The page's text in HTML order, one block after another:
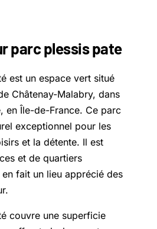
parc plessis pate
est un espace vert situé
Châtenay-Malabry, dans
en Île-de-France. Ce parc
exceptionnel pour les
et la détente. Il est
et de quartiers
fait un lieu apprécié des
couvre une superficie